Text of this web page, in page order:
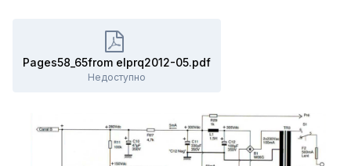
Pages58_65from elprq2012-05.pdf
Недоступно